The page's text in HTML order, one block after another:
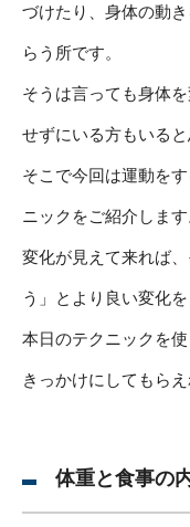
づけたり、身体の動
らう所です。
そうは言っても身体
せずにいる方もいると
そこで今回は運動を
ニックをご紹介します
変化が見えて来れば
う」とより良い変化
本日のテクニックを
きっかけにしてもらえ
体重と食事の